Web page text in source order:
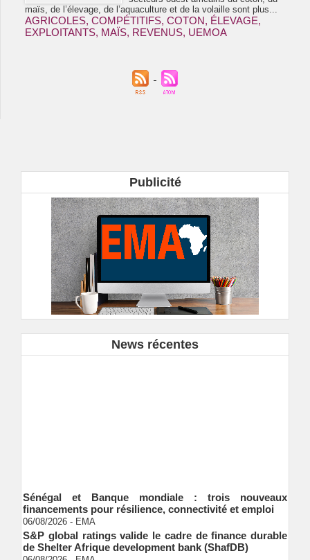
maïs, de l’élevage, de l’aquaculture et de la volaille sont plus...
AGRICOLES, COMPÉTITIFS, COTON, ÉLEVAGE,
EXPLOITANTS, MAÏS, REVENUS, UEMOA
Publicité
News récentes
Sénégal et Banque mondiale : trois nouveaux
financements pour résilience, connectivité et emploi
06/08/2026 -EMA
S&P global ratings valide le cadre de finance durable
de Shelter Afrique development bank (ShafDB)
06/08/2026 -EMA